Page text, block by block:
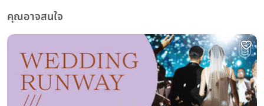
คุณอาจสนใจ